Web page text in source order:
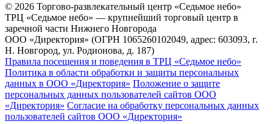
© 2026 Торгово-развлекательный центр «Седьмое небо»
ТРЦ «Седьмое небо» — крупнейший торговый центр в
заречной части Нижнего Новгорода
ООО «Директория» (ОГРН 1065260102049, адрес: 603093, г.
Н. Новгород, ул. Родионова, д. 187)
Правила посещения и поведения в ТРЦ «Седьмое небо»
Политика в области обработки и защиты персональных
данных в ООО «Директория» Положение о защите
персональных данных пользователей сайтов ООО
«Директория» Согласие на обработку персональных данных
пользователей сайтов ООО «Директория»